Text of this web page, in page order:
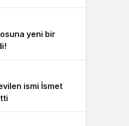
yeni bir
ismi İsmet